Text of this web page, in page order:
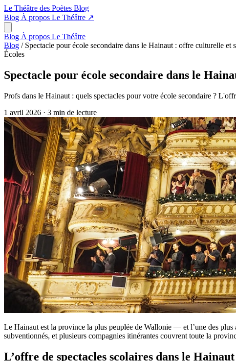
Le Théâtre des Poètes Blog
Blog À propos Le Théâtre ↗
Blog À propos Le Théâtre
Blog / Spectacle pour école secondaire dans le Hainaut : offre culturelle et
Écoles
Spectacle pour école secondaire dans le
Profs dans le Hainaut : quels spectacles pour votre école secondaire ?
1 avril 2026 · 3 min de lecture
Le Hainaut est la province la plus peuplée de Wallonie — et l’une des plus
subventionnés, et plusieurs compagnies itinérantes couvrent toute la
L’offre de spectacles scolaires dans le Hainaut